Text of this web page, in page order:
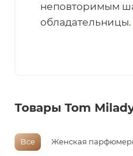
неповторимым
обладательницы.
Товары Tom
Все Женская